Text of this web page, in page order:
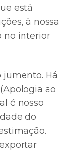
está
à nossa
no interior
jumento. Há
ao
é nosso
do